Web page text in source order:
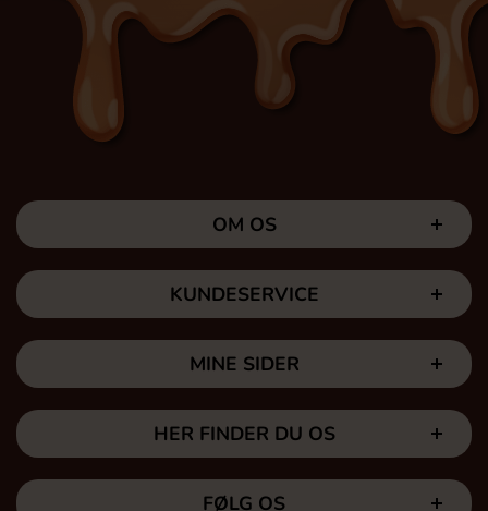
OM OS
KUNDESERVICE
MINE SIDER
HER FINDER DU OS
FØLG OS